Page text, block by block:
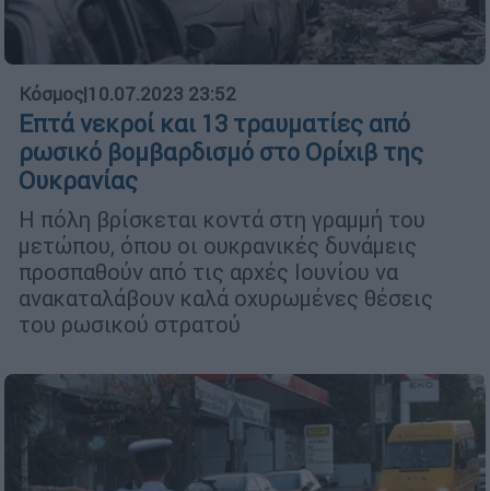
Κόσμος|10.07.2023 23:52
Επτά νεκροί και 13 τραυματίες από
ρωσικό βομβαρδισμό στο Ορίχιβ της
Ουκρανίας
Η πόλη βρίσκεται κοντά στη γραμμή του
μετώπου, όπου οι ουκρανικές δυνάμεις
προσπαθούν από τις αρχές Ιουνίου να
ανακαταλάβουν καλά οχυρωμένες θέσεις
του ρωσικού στρατού